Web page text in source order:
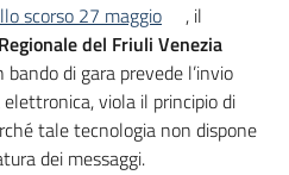
scorso 27 maggio
, il
del Friuli Venezia
di gara prevede l’invio
viola il principio di
tale tecnologia non dispone
dei messaggi.